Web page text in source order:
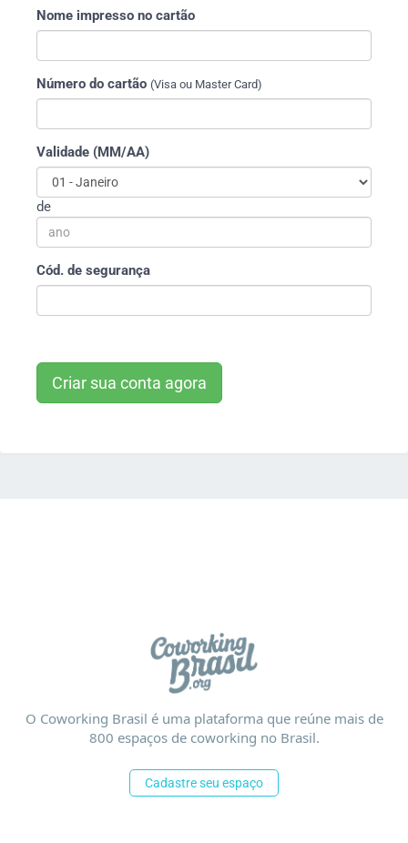
Nome impresso no cartão
Número do cartão (Visa ou Master Card)
Validade (MM/AA)
de
Cód. de segurança
O Coworking Brasil é uma plataforma que reúne mais de
800 espaços de coworking no Brasil.
Cadastre seu espaço